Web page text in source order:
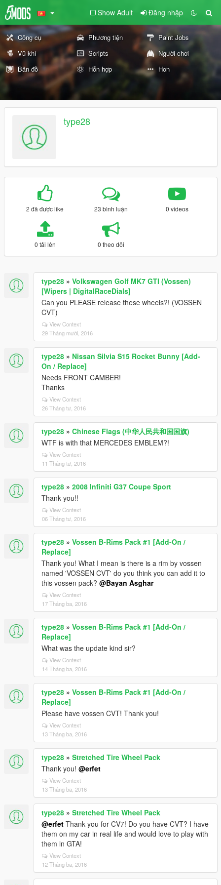
Show Adult Đăng nhập
Công cụ Phương tiện
Paint Jobs
Vũ khí
Scripts
Người chơi
Bản đồ
Hỗn hợp Hơn
type28
2 đã được like 23 bình luận 0 videos
0 tải lên 0 theo dõi
type28 » Volkswagen Golf MK7 GTI (Vossen)
[Wipers | DigitalRaceDials]
Can you PLEASE release these wheels?! (VOSSEN
CVT)
View Context
29 Tháng mười, 2016
type28 » Nissan Silvia S15 Rocket Bunny [Add-
On / Replace]
Needs FRONT CAMBER!
Thanks
View Context
26 Tháng tư, 2016
type28 » Chinese Flags (中华人民共和国国旗)
WTF is with that MERCEDES EMBLEM?!
View Context
11 Tháng tư, 2016
type28 » 2008 Infiniti G37 Coupe Sport
Thank you!!
View Context
06 Tháng tư, 2016
type28 » Vossen B-Rims Pack #1 [Add-On /
Replace]
Thank you! What I mean is there is a rim by vossen
named 'VOSSEN CVT' do you think you can add it to
this vossen pack? @Bayan Asghar
View Context
17 Tháng ba, 2016
type28 » Vossen B-Rims Pack #1 [Add-On /
Replace]
What was the update kind sir?
View Context
14 Tháng ba, 2016
type28 » Vossen B-Rims Pack #1 [Add-On /
Replace]
Please have vossen CVT! Thank you!
View Context
13 Tháng ba, 2016
type28 » Stretched Tire Wheel Pack
Thank you! @erfet
View Context
13 Tháng ba, 2016
type28 » Stretched Tire Wheel Pack
@erfet Thank you for CV7! Do you have CVT? I have
them on my car in real life and would love to play with
them in GTA!
View Context
12 Tháng ba, 2016